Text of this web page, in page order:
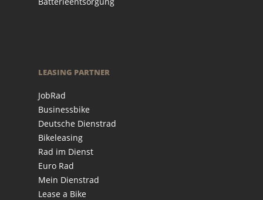
LEASING PARTNER
JobRad
Businessbike
Deutsche Dienstrad
Bikeleasing
Rad im Dienst
Euro Rad
Mein Dienstrad
Lease a Bike